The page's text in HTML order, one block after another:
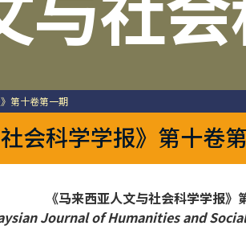
与社
第十卷第一期
会科学学报》第十卷
《马来西亚人文与社会科学学报
Journal of Humanities and